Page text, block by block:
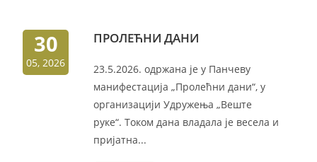
30
05, 2026
ПРОЛЕЋНИ ДАНИ
23.5.2026. одржана је у Панчеву
манифестација „Пролећни дани“, у
организацији Удружења „Веште
руке“. Током дана владала је весела и
пријатна...